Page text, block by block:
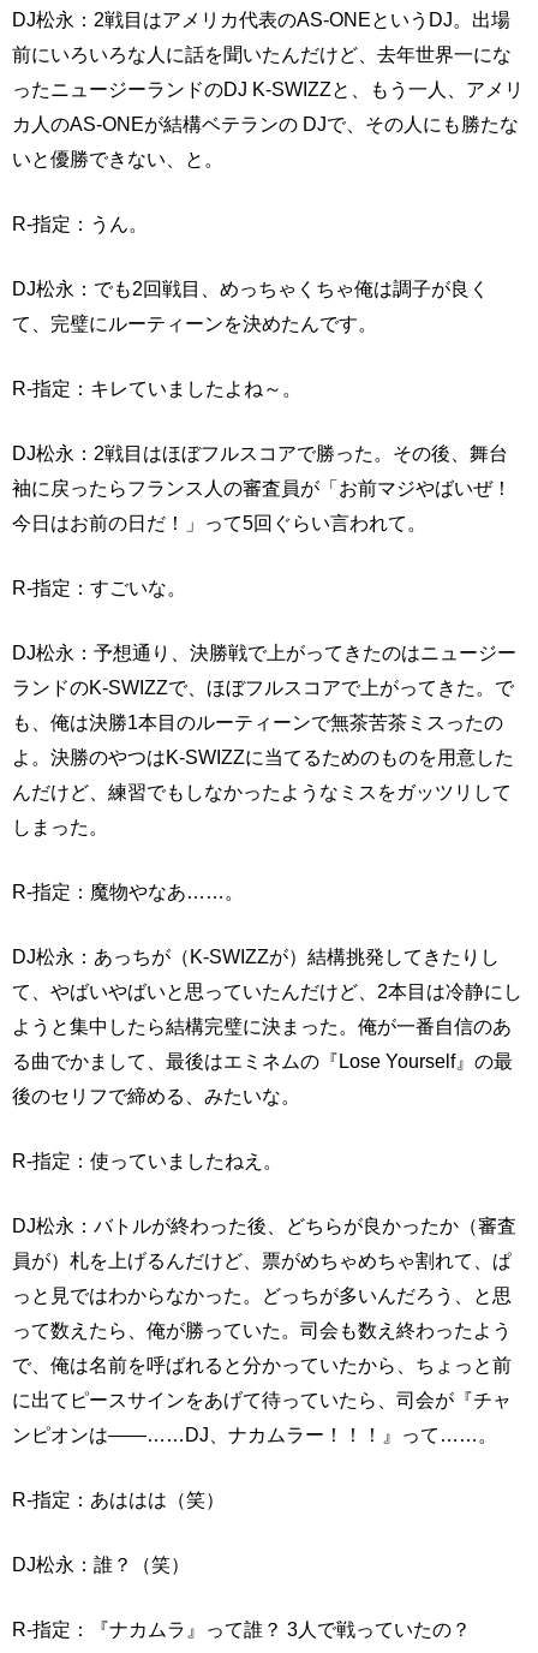
DJ松永：2戦目はアメリカ代表のAS-ONEというDJ。出場
前にいろいろな人に話を聞いたんだけど、去年世界一にな
ったニュージーランドのDJ K-SWIZZと、もう一人、アメリ
カ人のAS-ONEが結構ベテランの DJで、その人にも勝たな
いと優勝できない、と。
R-指定：うん。
DJ松永：でも2回戦目、めっちゃくちゃ俺は調子が良く
て、完璧にルーティーンを決めたんです。
R-指定：キレていましたよね～。
DJ松永：2戦目はほぼフルスコアで勝った。その後、舞台
袖に戻ったらフランス人の審査員が「お前マジやばいぜ！
今日はお前の日だ！」って5回ぐらい言われて。
R-指定：すごいな。
DJ松永：予想通り、決勝戦で上がってきたのはニュージー
ランドのK-SWIZZで、ほぼフルスコアで上がってきた。で
も、俺は決勝1本目のルーティーンで無茶苦茶ミスったの
よ。決勝のやつはK-SWIZZに当てるためのものを用意した
んだけど、練習でもしなかったようなミスをガッツリして
しまった。
R-指定：魔物やなあ……。
DJ松永：あっちが（K-SWIZZが）結構挑発してきたりし
て、やばいやばいと思っていたんだけど、2本目は冷静にし
ようと集中したら結構完璧に決まった。俺が一番自信のあ
る曲でかまして、最後はエミネムの『Lose Yourself』の最
後のセリフで締める、みたいな。
R-指定：使っていましたねえ。
DJ松永：バトルが終わった後、どちらが良かったか（審査
員が）札を上げるんだけど、票がめちゃめちゃ割れて、ぱ
っと見ではわからなかった。どっちが多いんだろう、と思
って数えたら、俺が勝っていた。司会も数え終わったよう
で、俺は名前を呼ばれると分かっていたから、ちょっと前
に出てピースサインをあげて待っていたら、司会が『チャ
ンピオンは――……DJ、ナカムラー！！！』って……。
R-指定：あははは（笑）
DJ松永：誰？（笑）
R-指定：『ナカムラ』って誰？ 3人で戦っていたの？